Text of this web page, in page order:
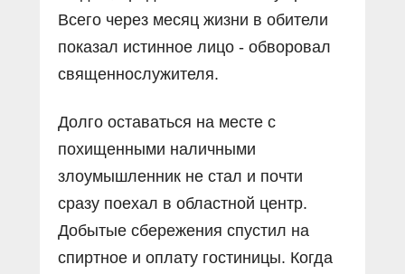
Всего через месяц жизни в обители
показал истинное лицо - обворовал
священнослужителя.
Долго оставаться на месте с
похищенными наличными
злоумышленник не стал и почти
сразу поехал в областной центр.
Добытые сбережения спустил на
спиртное и оплату гостиницы. Когда